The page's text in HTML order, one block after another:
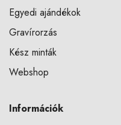
Egyedi ajándékok
Gravírorzás
Kész minták
Webshop
Információk